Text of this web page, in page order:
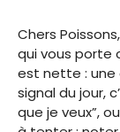
Chers
qui vous porte
est nette : une
signal du jour,
que je veux”,